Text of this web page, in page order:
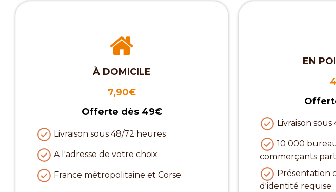
À DOMICILE
7,90€
Offerte dès 49€
Livraison sous 48/72 heures
A l'adresse de votre choix
France métropolitaine et Corse
EN
Livraison
10 000
commerçants
Présentation
d'identité requise